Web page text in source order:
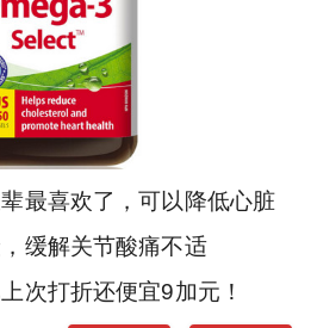
最喜欢了，可以降低心脏
缓解关节酸痛不适
次打折还便宜9加元！